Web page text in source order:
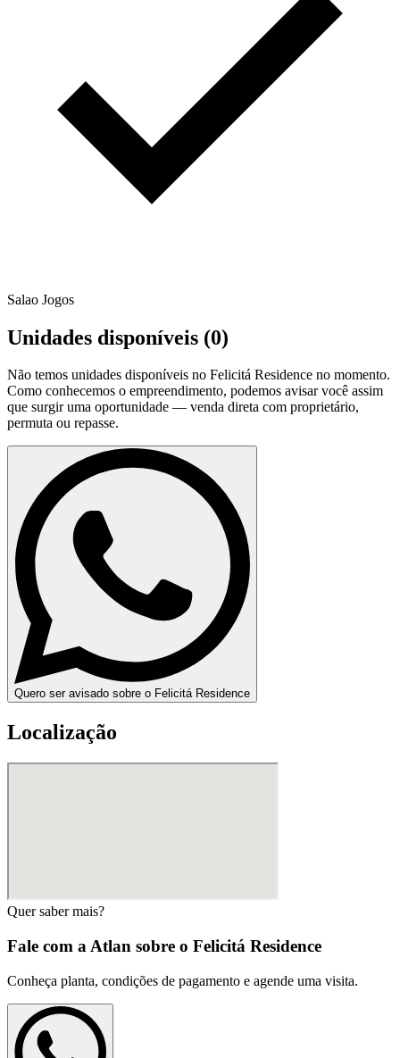
Salao Jogos
Unidades disponíveis (0)
Não temos unidades disponíveis no Felicitá Residence no momento.
Como conhecemos o empreendimento, podemos avisar você assim
que surgir uma oportunidade — venda direta com proprietário,
permuta ou repasse.
Quero ser avisado sobre o Felicitá Residence
Localização
Quer saber mais?
Fale com a Atlan sobre o Felicitá Residence
Conheça planta, condições de pagamento e agende uma visita.